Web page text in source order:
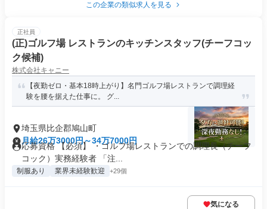
この企業の類似求人を見る
正社員
(正)ゴルフ場 レストランのキッチンスタッフ(チーフコッ
ク候補)
株式会社キャニー
【夜勤ゼロ・基本18時上がり】名門ゴルフ場レストランで調理経
験を腰を据えた仕事に。 グ...
埼玉県比企郡鳩山町
月給26万3000円～34万7000円
応募資格 【必須】 ・ゴルフ場レストランでの調理長（チーフ
コック）実務経験者 「注...
制服あり 業界未経験歓迎 +29個
気になる